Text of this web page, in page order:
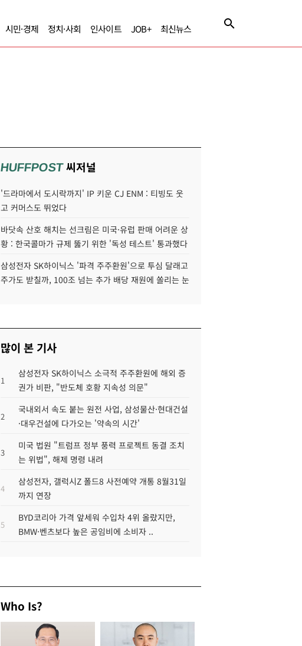
시민·경제 정치·사회 인사이트 JOB+ 최신뉴스
HUFFPOST씨저널
'드라마에서 도시락까지' IP 키운 CJ ENM : 티빙도 웃
고 커머스도 뛰었다
바닷속 산호 해치는 선크림은 미국·유럽 판매 어려운 상
황 : 한국콜마가 규제 뚫기 위한 '독성 테스트' 통과했다
삼성전자 SK하이닉스 '파격 주주환원'으로 투심 달래고
주가도 받칠까, 100조 넘는 추가 배당 재원에 쏠리는 눈
많이 본 기사
1
삼성전자 SK하이닉스 소극적 주주환원에 해외 증
권가 비판, "반도체 호황 지속성 의문"
2
국내외서 속도 붙는 원전 사업, 삼성물산·현대건설
·대우건설에 다가오는 '약속의 시간'
3
미국 법원 "트럼프 정부 풍력 프로젝트 동결 조치
는 위법", 해제 명령 내려
4
삼성전자, 갤럭시Z 폴드8 사전예약 개통 8월31일
까지 연장
5
BYD코리아 가격 앞세워 수입차 4위 올랐지만,
BMW·벤츠보다 높은 공임비에 소비자 ..
Who Is?